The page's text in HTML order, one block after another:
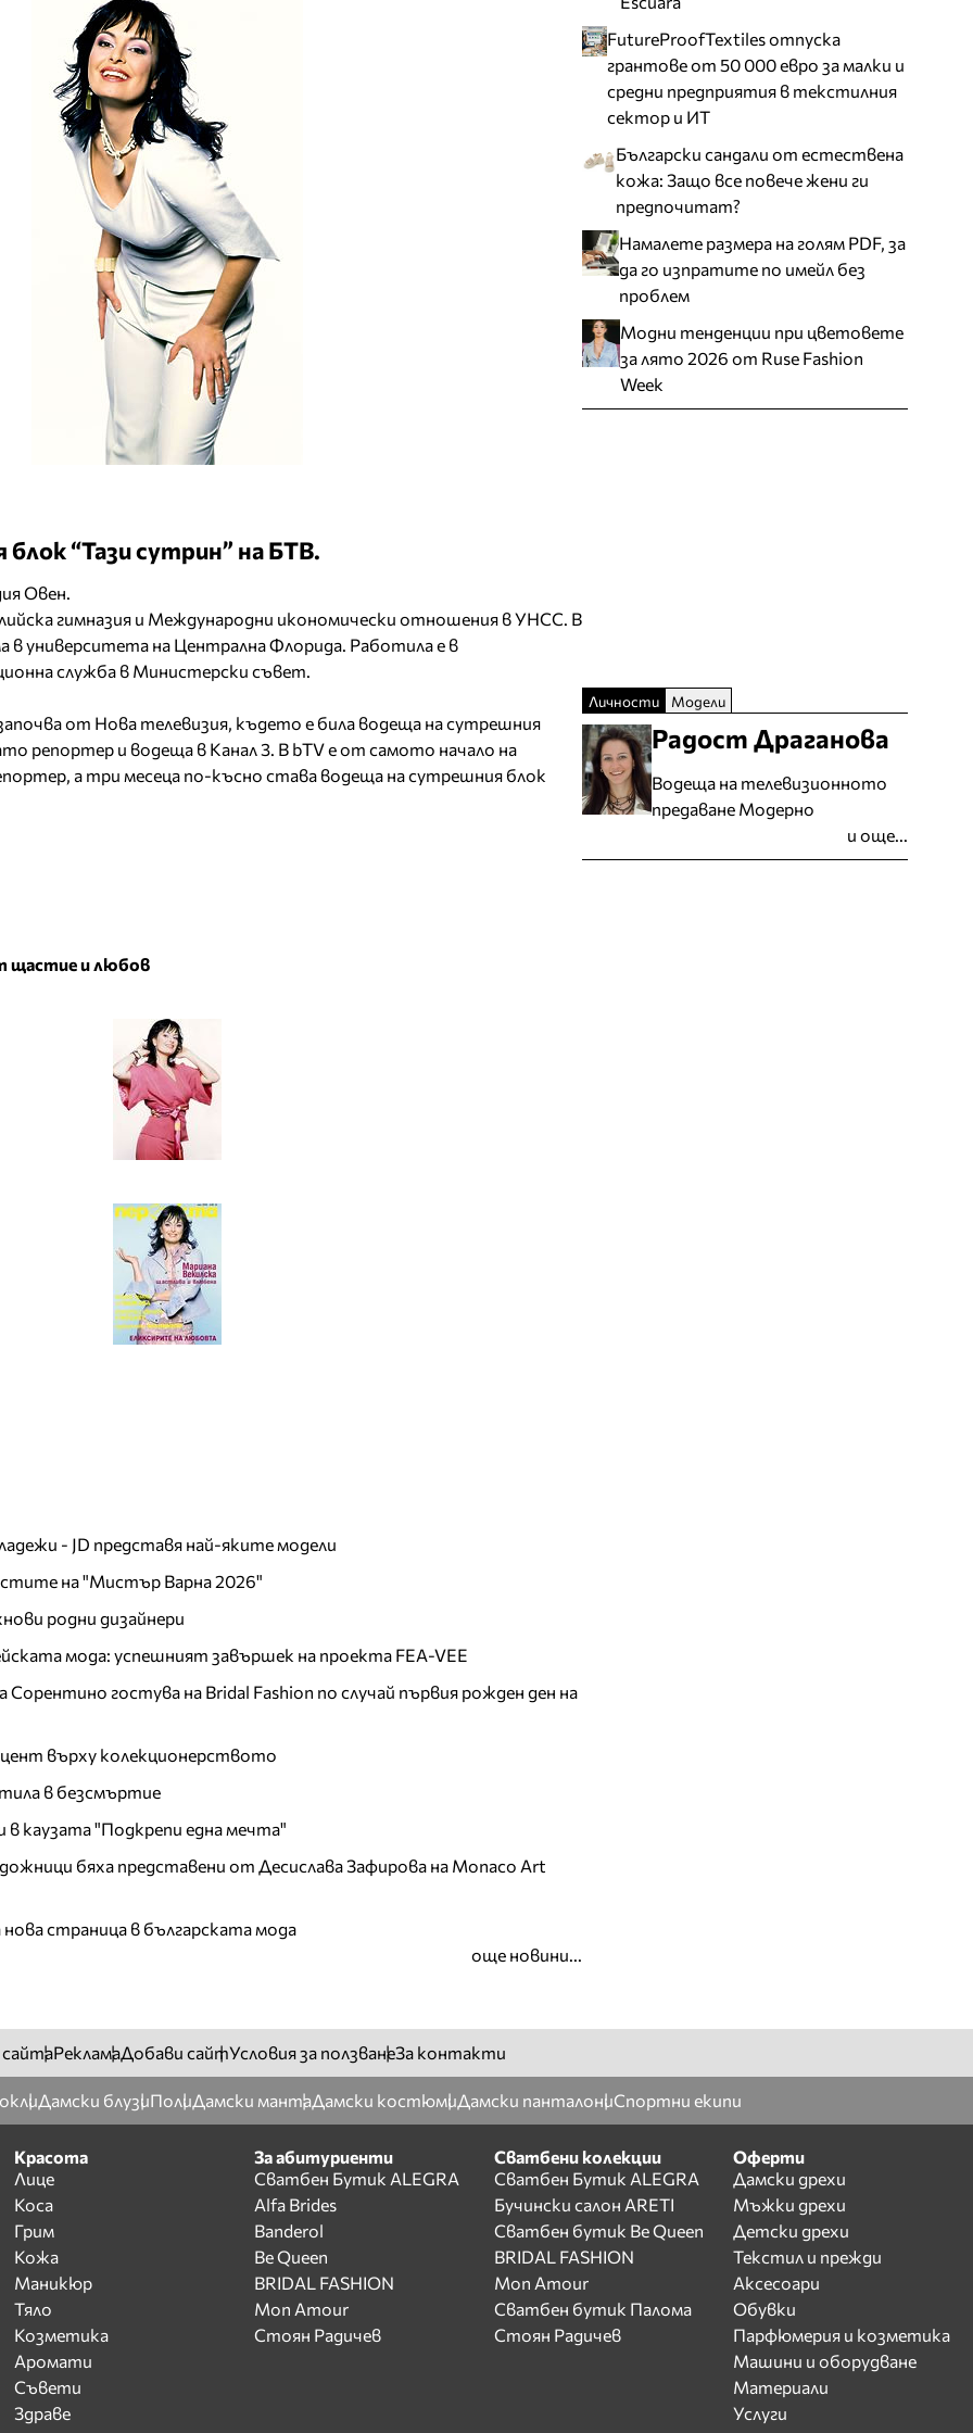
“Тази сутрин” на БТВ.
Овен.
гимназия и Международни икономически отношения в УНСС. В
в университета на Централна Флорида. Работила е в
служба в Министерски съвет.
от Нова телевизия, където е била водеща на сутрешния
репортер и водеща в Канал 3. В bTV е от самото начало на
а три месеца по-късно става водеща на сутрешния блок
щастие и любов
- JD представя най-яките модели
на "Мистър Варна 2026"
родни дизайнери
мода: успешният завършек на проекта FEA-VEE
гостува на Bridal Fashion по случай първия рожден ден на
върху колекционерството
в безсмъртие
в каузата "Подкрепи една мечта"
бяха представени от Десислава Зафирова на Monaco Art
страница в българската мода
още новини...
FutureProofTextiles отпуска
грантове от 50 000 евро за малки и
средни предприятия в текстилния
сектор и ИТ
Български сандали от естествена
кожа: Защо все повече жени ги
предпочитат?
Намалете размера на голям PDF, за
да го изпратите по имейл без
проблем
Модни тенденции при цветовете
за лято 2026 от Ruse Fashion
Week
Личности Модели
Радост Драганова
Водеща на телевизионното
предаване Модерно
и още...
сайтаРекламаДобави сайтУсловия за ползванеЗа контакти
Дамски блузиПолиДамски мантаДамски костюмиДамски панталониСпортни екипи
Красота
Лице
Коса
Грим
Кожа
Маникюр
Тяло
Козметика
Аромати
Съвети
Здраве
За абитуриенти
Сватбен Бутик ALEGRA
Alfa Brides
Banderol
Be Queen
BRIDAL FASHION
Mon Amour
Стоян Радичев
Сватбени колекции
Сватбен Бутик ALEGRA
Бучински салон ARETI
Сватбен бутик Be Queen
BRIDAL FASHION
Mon Amour
Сватбен бутик Палома
Стоян Радичев
Оферти
Дамски дрехи
Мъжки дрехи
Детски дрехи
Текстил и прежди
Аксесоари
Обувки
Парфюмерия и козметика
Машини и оборудване
Материали
Услуги